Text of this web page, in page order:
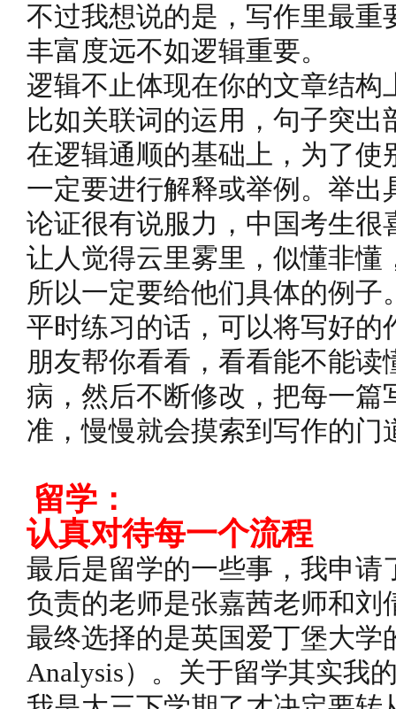
不过我想说的是，写作里最
丰富度远不如逻辑重要。
逻辑不止体现在你的文章结
比如关联词的运用，句子突出
在逻辑通顺的基础上，为了
一定要进行解释或举例。举
论证很有说服力，中国考生
让人觉得云里雾里，似懂非
所以一定要给他们具体的例子
平时练习的话，可以将写好
朋友帮你看看，看看能不能
病，然后不断修改，把每一
准，慢慢就会摸索到写作的门
留学：
认真对待每一个流程
最后是留学的一些事，我申
负责的老师是张嘉茜老师和刘
最终选择的是英国爱丁堡大学
Analysis）。关于留学其实我